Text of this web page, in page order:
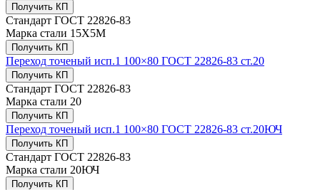
Получить КП
Стандарт ГОСТ 22826-83
Марка стали 15Х5М
Получить КП
Переход точеный исп.1 100×80 ГОСТ 22826-83 ст.20
Получить КП
Стандарт ГОСТ 22826-83
Марка стали 20
Получить КП
Переход точеный исп.1 100×80 ГОСТ 22826-83 ст.20ЮЧ
Получить КП
Стандарт ГОСТ 22826-83
Марка стали 20ЮЧ
Получить КП